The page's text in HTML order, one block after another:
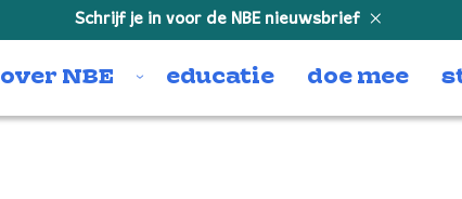
Schrijf je in voor de NBE nieuwsbrief
over NBE educatie doe mee